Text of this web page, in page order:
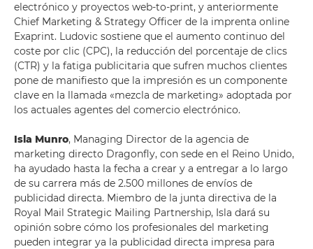
electrónico y proyectos web-to-print, y anteriormente
Chief Marketing & Strategy Officer de la imprenta online
Exaprint. Ludovic sostiene que el aumento continuo del
coste por clic (CPC), la reducción del porcentaje de clics
(CTR) y la fatiga publicitaria que sufren muchos clientes
pone de manifiesto que la impresión es un componente
clave en la llamada «mezcla de marketing» adoptada por
los actuales agentes del comercio electrónico.
Isla Munro, Managing Director de la agencia de
marketing directo Dragonfly, con sede en el Reino Unido,
ha ayudado hasta la fecha a crear y a entregar a lo largo
de su carrera más de 2.500 millones de envíos de
publicidad directa. Miembro de la junta directiva de la
Royal Mail Strategic Mailing Partnership, Isla dará su
opinión sobre cómo los profesionales del marketing
pueden integrar ya la publicidad directa impresa para